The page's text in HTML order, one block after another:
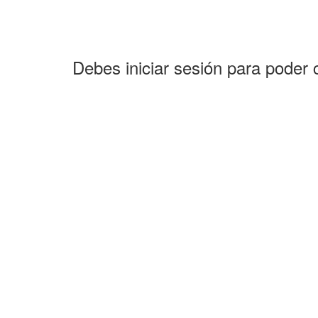
Debes iniciar sesión para poder